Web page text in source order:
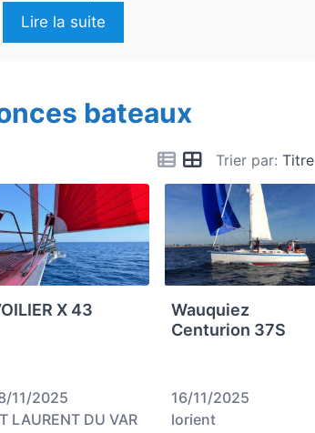
Lire la suite
bateaux
Trier par: Titre
X 43
11/2025
LAURENT DU VAR
Wauquiez
Centurion 37S
16/11/2025
lorient